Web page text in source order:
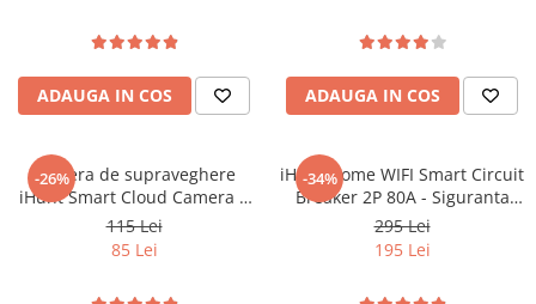
Roboți Geamuri
Roboți Gradină
Roboți Piscină
Uscătoare
Uscătoare Haine
Lăzi Frigorifice
ADAUGA IN COS ADAUGA IN COS
-26%
Camera de supraveghere
iHunt Smart Cloud Camera 3
PRO
115 Lei
85 Lei
-34%
iHunt Home WIFI Smart Circuit
Breaker 2P 80A - Siguranta
automata inteligenta
295 Lei
195 Lei